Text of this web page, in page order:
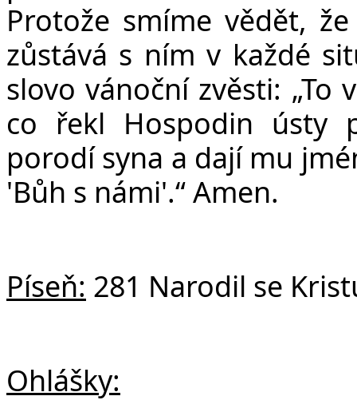
Protože smíme vědět,
zůstává s ním v každé
slovo vánoční zvěsti: „To
co řekl Hospodin ústy
porodí syna a dají mu
'Bůh s námi'.“ Amen.
Píseň: 281 Narodil se
Ohlášky: